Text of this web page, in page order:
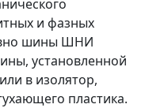
и фазных
шины ШНИ
установленной
в изолятор,
пластика.